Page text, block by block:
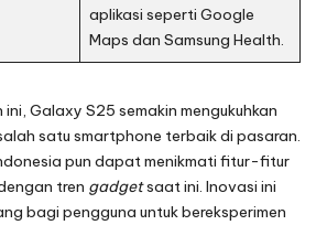
aplikasi seperti Google
Maps dan Samsung Health.
Galaxy S25 semakin mengukuhkan
satu smartphone terbaik di pasaran.
pun dapat menikmati fitur-fitur
tren gadgetsaat ini. Inovasi ini
bagi pengguna untuk bereksperimen